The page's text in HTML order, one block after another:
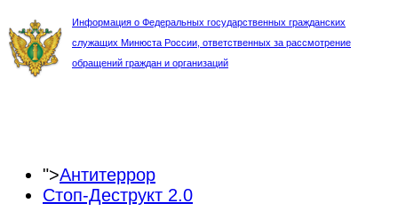
Информация о Федеральных государственных гражданских
служащих Минюста России, ответственных за рассмотрение
обращений граждан и организаций
">Антитеррор
Стоп-Деструкт 2.0